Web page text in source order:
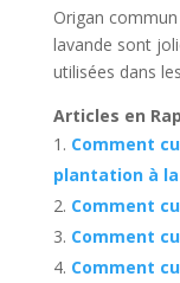
Origan
lavande sont
utilisées dans
Articles en
Comment
plantation à
Comment
Comment
Comment